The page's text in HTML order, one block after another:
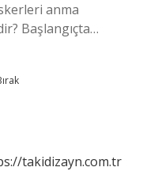
anma
Başlangıçta…
takidizayn.com.tr